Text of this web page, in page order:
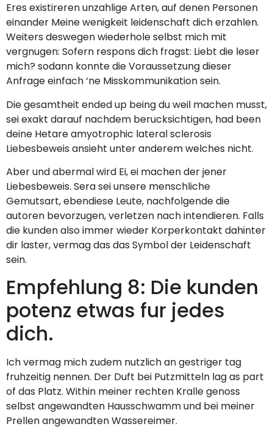
Eres existireren unzahlige Arten, auf denen Personen
einander Meine wenigkeit leidenschaft dich erzahlen.
Weiters deswegen wiederhole selbst mich mit
vergnugen: Sofern respons dich fragst: Liebt die leser
mich? sodann konnte die Voraussetzung dieser
Anfrage einfach ‘ne Misskommunikation sein.
Die gesamtheit ended up being du weil machen musst,
sei exakt darauf nachdem berucksichtigen, had been
deine Hetare amyotrophic lateral sclerosis
Liebesbeweis ansieht unter anderem welches nicht.
Aber und abermal wird Ei, ei machen der jener
Liebesbeweis. Sera sei unsere menschliche
Gemutsart, ebendiese Leute, nachfolgende die
autoren bevorzugen, verletzen nach intendieren. Falls
die kunden also immer wieder Korperkontakt dahinter
dir laster, vermag das das Symbol der Leidenschaft
sein.
Empfehlung 8: Die kunden
potenz etwas fur jedes
dich.
Ich vermag mich zudem nutzlich an gestriger tag
fruhzeitig nennen. Der Duft bei Putzmitteln lag as part
of das Platz. Within meiner rechten Kralle genoss
selbst angewandten Hausschwamm und bei meiner
Prellen angewandten Wassereimer.